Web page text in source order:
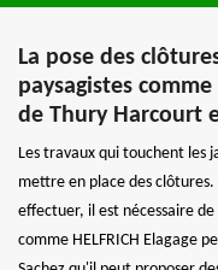
La pose des
paysagistes comme
de Thury Harcourt
Les travaux qui touchent les
mettre en place des
effectuer, il est nécessaire
comme HELFRICH Elagage